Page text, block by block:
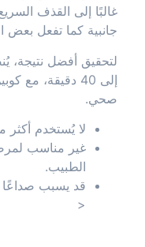
غالبًا إلى القذف
جانبية كما تفعل بعض
إلى 40 دقيقة،
صحي.
لا يُستخدم
غير مناسب
الطبيب.
قد يسبب صداعًا
<